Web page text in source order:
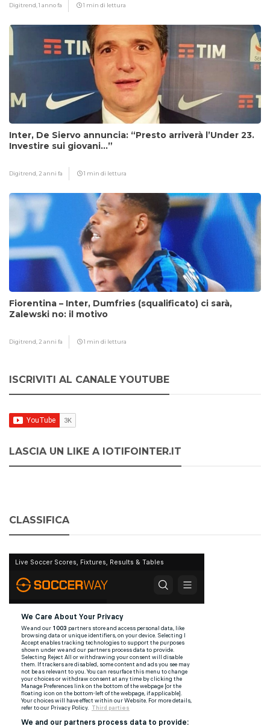
Digitrend,1 anno fa 1 min di lettura
Inter, De Siervo annuncia: “Presto arriverà l’Under 23.
Investire sui giovani…”
Digitrend, 2 anni fa 1 min di lettura
Fiorentina – Inter, Dumfries (squalificato) ci sarà,
Zalewski no: il motivo
Digitrend, 2 anni fa 1 min di lettura
ISCRIVITI AL CANALE YOUTUBE
LASCIA UN LIKE A IOTIFOINTER.IT
CLASSIFICA